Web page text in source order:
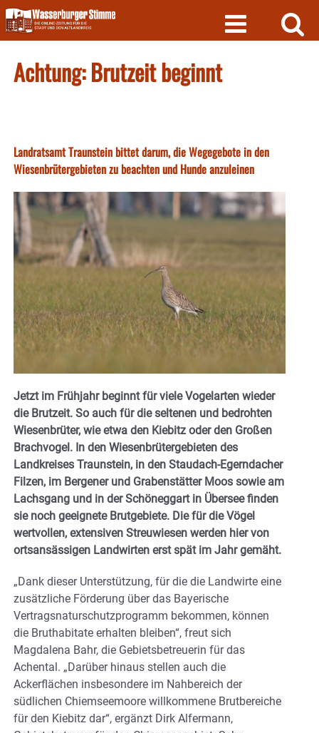
Skip
to
content
Achtung: Brutzeit beginnt
Landratsamt Traunstein bittet darum, die Wegegebote in den
Wiesenbrütergebieten zu beachten und Hunde anzuleinen
Jetzt im Frühjahr beginnt für viele Vogelarten wieder
die Brutzeit. So auch für die seltenen und bedrohten
Wiesenbrüter, wie etwa den Kiebitz oder den Großen
Brachvogel. In den Wiesenbrütergebieten des
Landkreises Traunstein, in den Staudach-Egerndacher
Filzen, im Bergener und Grabenstätter Moos sowie am
Lachsgang und in der Schöneggart in Übersee finden
sie noch geeignete Brutgebiete. Die für die Vögel
wertvollen, extensiven Streuwiesen werden hier von
ortsansässigen Landwirten erst spät im Jahr gemäht.
„Dank dieser Unterstützung, für die die Landwirte eine
zusätzliche Förderung über das Bayerische
Vertragsnaturschutzprogramm bekommen, können
die Bruthabitate erhalten bleiben“, freut sich
Magdalena Bahr, die Gebietsbetreuerin für das
Achental. „Darüber hinaus stellen auch die
Ackerflächen insbesondere im Nahbereich der
südlichen Chiemseemoore willkommene Brutbereiche
für den Kiebitz dar“, ergänzt Dirk Alfermann,